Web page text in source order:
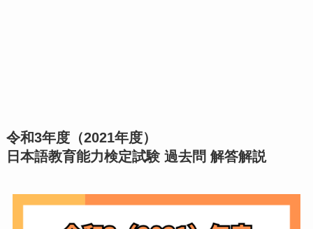
令和3年度（2021年度）
日本語教育能力検定試験 過去問 解答解説